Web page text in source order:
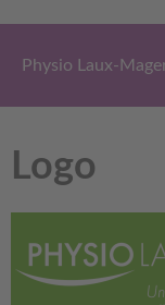
Physio
Praxis für
Physio Laux-
Logo